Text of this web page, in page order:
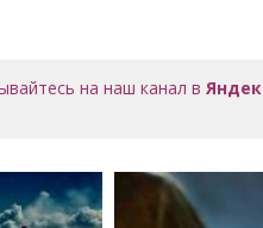
на наш канал в